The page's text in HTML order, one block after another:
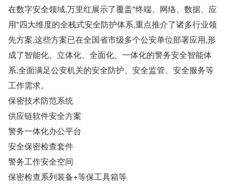
在数字安全领域,万里红展示了覆盖"终端、网络、数据、应
用"四大维度的全栈式安全防护体系,重点推介了诸多行业领
先方案,这些方案已在全国省市级多个公安单位部署应用,形
成了智能化、立体化、全面化、一体化的警务安全智能体
系,全面满足公安机关的安全防护、安全监管、安全服务等
工作需求。
保密技术防范系统
供应链软件安全方案
警务一体化办公平台
安全保密检查套件
警务工作安全空间
保密检查系列装备+等保工具箱等